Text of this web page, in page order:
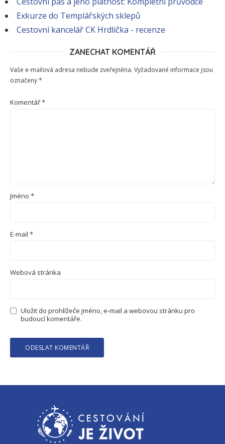
Exkurze do Templářských sklepů
Cestovní kancelář CK Hrdlička - recenze
ZANECHAT KOMENTÁŘ
Vaše e-mailová adresa nebude zveřejněna. Vyžadované informace jsou
označeny*
Komentář*
Jméno *
E-mail *
Webová stránka
Uložit do prohlížeče jméno, e-mail a webovou stránku pro
budoucí komentáře.